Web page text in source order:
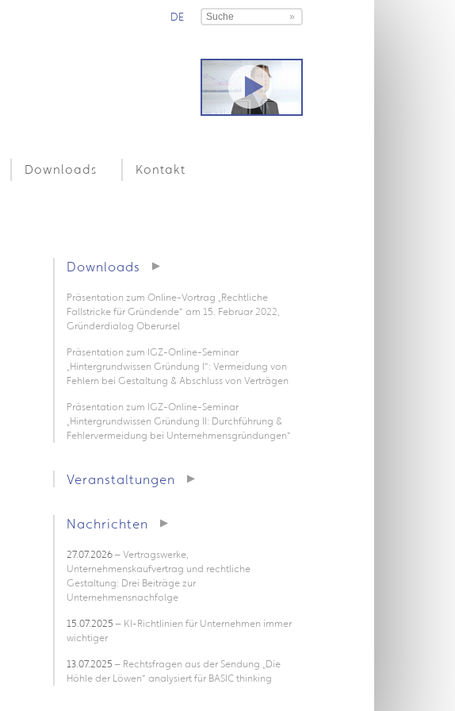
DE
Downloads Kontakt
Downloads
Präsentation zum Online-Vortrag „Rechtliche
Fallstricke für Gründende“ am 15. Februar 2022,
Gründerdialog Oberursel
Präsentation zum IGZ-Online-Seminar
„Hintergrundwissen Gründung I“: Vermeidung von
Fehlern bei Gestaltung & Abschluss von Verträgen
Präsentation zum IGZ-Online-Seminar
„Hintergrundwissen Gründung II: Durchführung &
Fehlervermeidung bei Unternehmensgründungen“
Veranstaltungen
Nachrichten
27.07.2026– Vertragswerke,
Unternehmenskaufvertrag und rechtliche
Gestaltung: Drei Beiträge zur
Unternehmensnachfolge
15.07.2025 – KI-Richtlinien für Unternehmen immer
wichtiger
13.07.2025 – Rechtsfragen aus der Sendung „Die
Höhle der Löwen“ analysiert für BASIC thinking